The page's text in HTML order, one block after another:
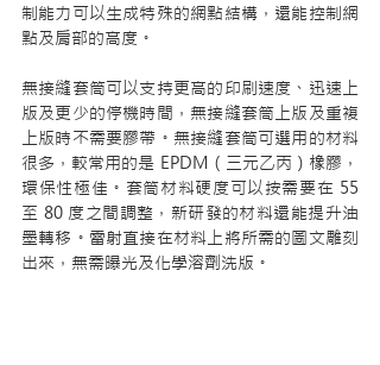
制能力可以生成特殊的網點結構，還能控制網
點及肩部的高度。
無接縫套筒可以支持更高的印刷速度、迅速上
版及更少的停機時間，無接縫套筒上版及重複
上版時不需要膠帶。無接縫套筒可選用的材料
很多，較常用的是 EPDM（三元乙丙）橡膠，
環保性極佳。套筒材料硬度可以按需要在 55
至 80 度之間調整，新研發的材料還能提升油
墨轉移。雷射直接在材料上將所需的圖文雕刻
出來，無需曝光及化學溶劑洗版。